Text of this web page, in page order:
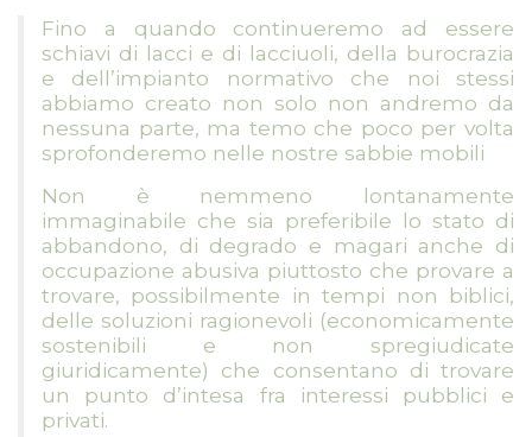
Fino a quando continueremo ad essere
schiavi di lacci e di lacciuoli, della burocrazia
e dell’impianto normativo che noi stessi
abbiamo creato non solo non andremo da
nessuna parte, ma temo che poco per volta
sprofonderemo nelle nostre sabbie mobili
Non è nemmeno lontanamente
immaginabile che sia preferibile lo stato di
abbandono, di degrado e magari anche di
occupazione abusiva piuttosto che provare a
trovare, possibilmente in tempi non biblici,
delle soluzioni ragionevoli (economicamente
sostenibili e non spregiudicate
giuridicamente) che consentano di trovare
un punto d’intesa fra interessi pubblici e
privati.